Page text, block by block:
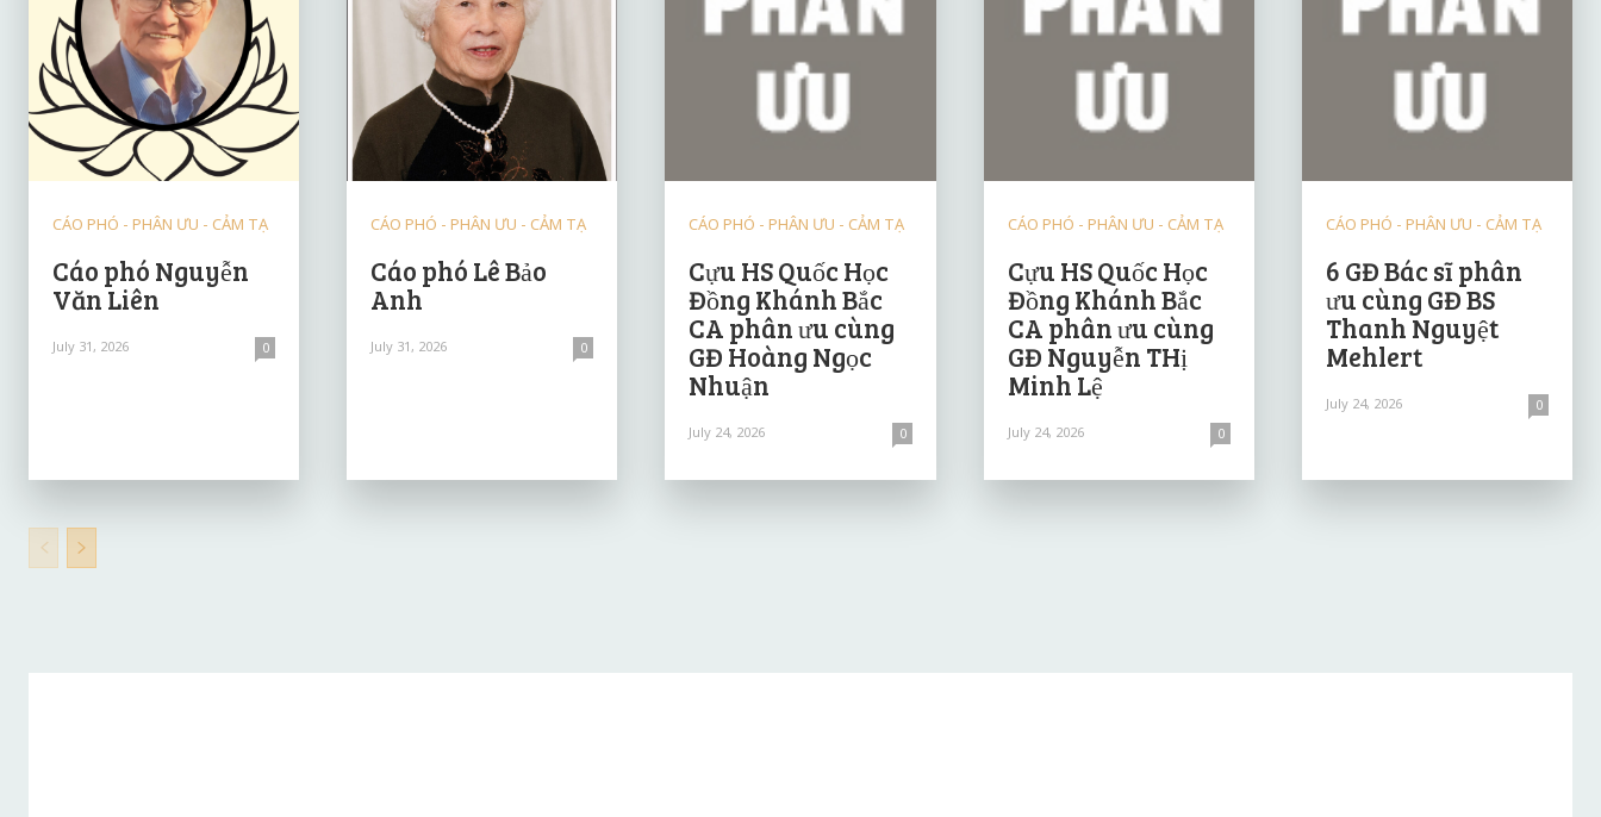
CÁO PHÓ - PHÂN ƯU - CẢM TẠ
Cáo phó Nguyễn
Văn Liên
July 31, 2026 0
CÁO PHÓ - PHÂN ƯU - CẢM TẠ
Cáo phó Lê Bảo
Anh
July 31, 2026 0
CÁO PHÓ - PHÂN ƯU - CẢM TẠ
Cựu HS Quốc Học
Đồng Khánh Bắc
CA phân ưu cùng
GĐ Hoàng Ngọc
Nhuận
July 24, 2026 0
CÁO PHÓ - PHÂN ƯU - CẢM TẠ
Cựu HS Quốc Học
Đồng Khánh Bắc
CA phân ưu cùng
GĐ Nguyễn THị
Minh Lệ
July 24, 2026 0
CÁO PHÓ - PHÂN ƯU - CẢM TẠ
6 GĐ Bác sĩ phân
ưu cùng GĐ BS
Thanh Nguyệt
Mehlert
July 24, 2026 0